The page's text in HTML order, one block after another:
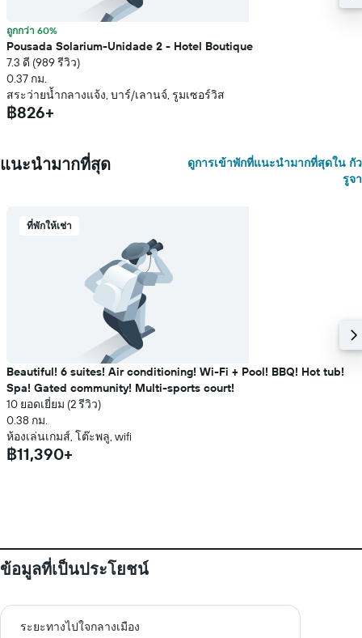
ถูกกว่า 60%
Pousada Solarium-Unidade 2 - Hotel Boutique
7.3 ดี (989 รีวิว)
0.37 กม.
สระว่ายน้ำกลางแจ้ง, บาร์/เลานจ์, รูมเซอร์วิส
฿826+
แนะนำมากที่สุด
ดูการเข้าพักที่แนะนำมากที่สุดใน กัว
รูจา
ที่พักให้เช่า
Beautiful! 6 suites! Air conditioning! Wi-Fi + Pool! BBQ! Hot tub!
Spa! Gated community! Multi-sports court!
10 ยอดเยี่ยม (2 รีวิว)
0.38 กม.
ห้องเล่นเกมส์, โต๊ะพลู, wifi
฿11,390+
ข้อมูลที่เป็นประโยชน์
ระยะทางไปใจกลางเมือง